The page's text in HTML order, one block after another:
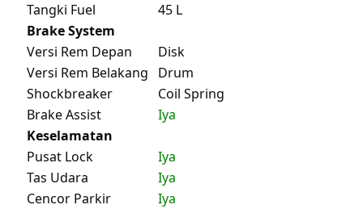
Tangki Fuel
45 L
Brake System
Versi Rem Depan
Disk
Versi Rem Belakang
Drum
Shockbreaker
Coil Spring
Brake Assist
Iya
Keselamatan
Pusat Lock
Iya
Tas Udara
Iya
Cencor Parkir
Iya